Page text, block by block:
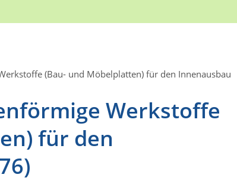
(Bau- und Möbelplatten) für den Innenausbau
Werkstoffe
für den